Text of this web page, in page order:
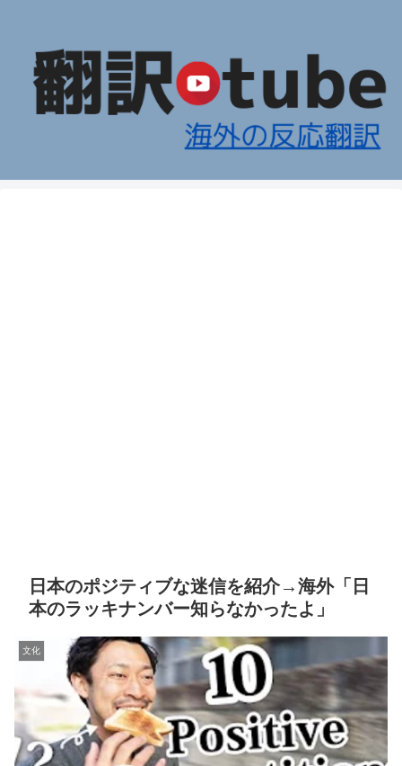
日本のポジティブな迷信を紹介→海外「日
本のラッキナンバー知らなかったよ」
文化